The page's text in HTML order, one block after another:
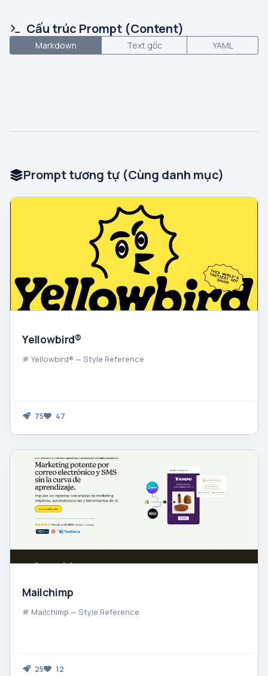
Cấu trúc Prompt (Content)
Markdown Text gốc YAML
Prompt tương tự (Cùng danh mục)
Yellowbird®
# Yellowbird® — Style Reference
75 47
Mailchimp
# Mailchimp — Style Reference
25 12